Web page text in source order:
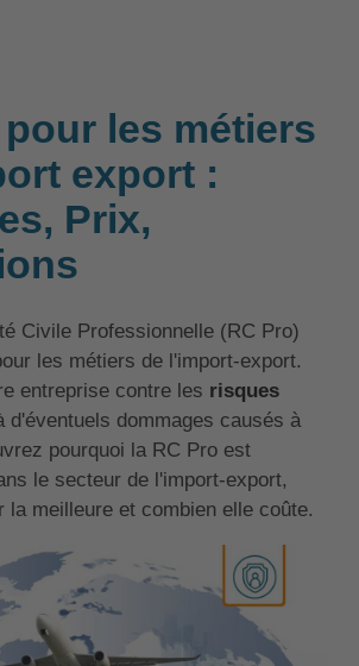
les métiers
export :
Prix,
Civile Professionnelle (RC Pro)
les métiers de l'import-export.
entreprise contre les risques
dommages causés à
pourquoi la RC Pro est
le secteur de l'import-export,
la meilleure et combien elle coûte.